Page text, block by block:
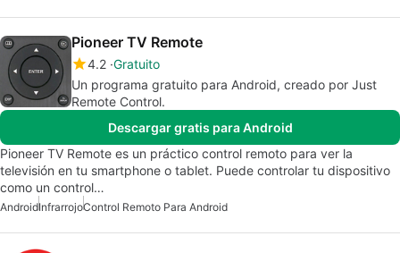
Pioneer TV Remote
4.2 Gratuito
Un programa gratuito para Android, creado por Just
Remote Control.
Descargar gratis para Android
Pioneer TV Remote es un práctico control remoto para ver la
televisión en tu smartphone o tablet. Puede controlar tu dispositivo
como un control…
AndroidInfrarrojoControl Remoto Para Android